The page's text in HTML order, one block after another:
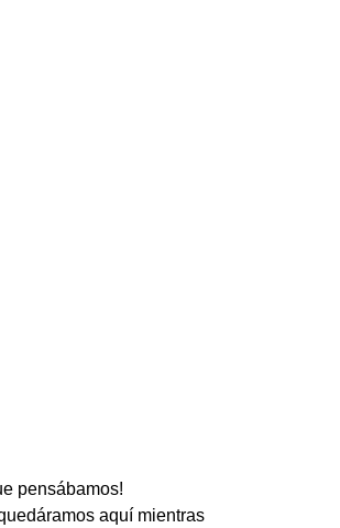
pensábamos!
aquí mientras